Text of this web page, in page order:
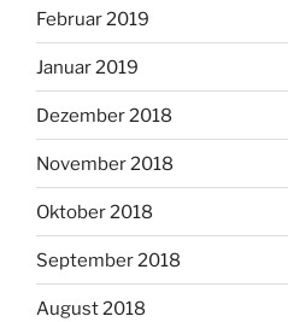
Februar 2019
Januar 2019
Dezember 2018
November 2018
Oktober 2018
September 2018
August 2018